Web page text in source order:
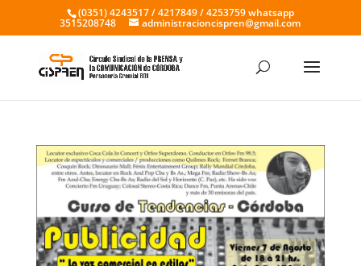
(0351) 4243517 / 4217849 / 4253759 whatsapp
3515208748 administracioncispren@gmail.com